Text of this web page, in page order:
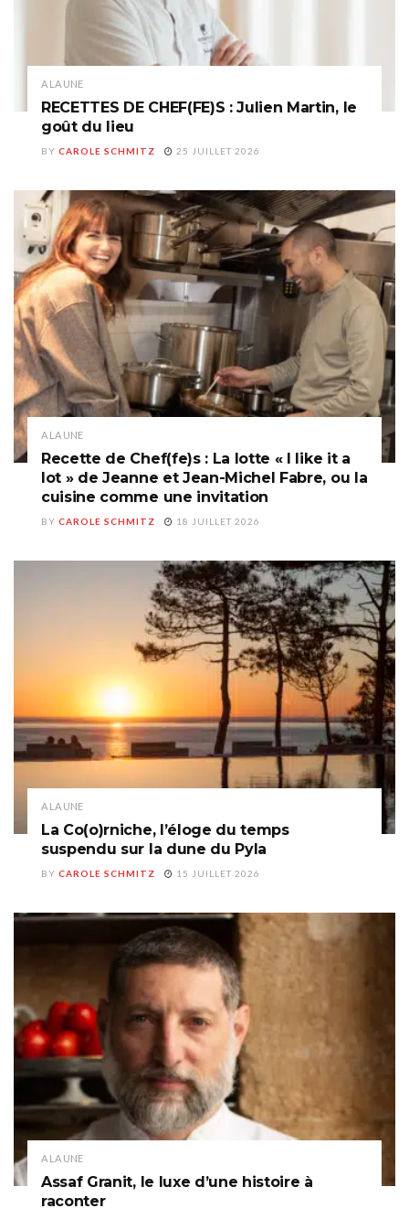
A LA UNE
RECETTES DE CHEF(FE)S : Julien Martin, le
goût du lieu
BY CAROLE SCHMITZ 25 JUILLET 2026
A LA UNE
Recette de Chef(fe)s : La lotte « I like it a
lot » de Jeanne et Jean-Michel Fabre, ou la
cuisine comme une invitation
BY CAROLE SCHMITZ 18 JUILLET 2026
A LA UNE
La Co(o)rniche, l’éloge du temps
suspendu sur la dune du Pyla
BY CAROLE SCHMITZ 15 JUILLET 2026
A LA UNE
Assaf Granit, le luxe d’une histoire à
raconter